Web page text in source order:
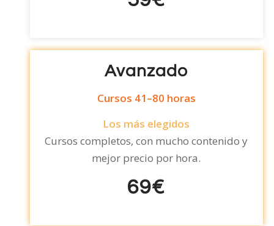
Avanzado
Cursos 41–80 horas
Los más elegidos
Cursos completos, con mucho contenido y
mejor precio por hora.
69€